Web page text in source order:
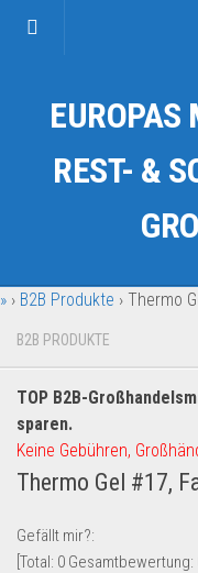
Kategorien
Auto & Motorrad
Fahrzeuge & Transport
Garten & Werkzeug
Geschäft, Büro &
Geschenkartikel
Handy und Smartphone
Kosmetik & Pflege
Multimedia & Elektro
REST- &
» › B2B Produkte › Thermo
B2B PRODUKTE
TOP B2B-
sparen.
Keine Gebühren,
Thermo Gel #17,
Gefällt mir?:
[Total: 0 Gesamtbewertung: